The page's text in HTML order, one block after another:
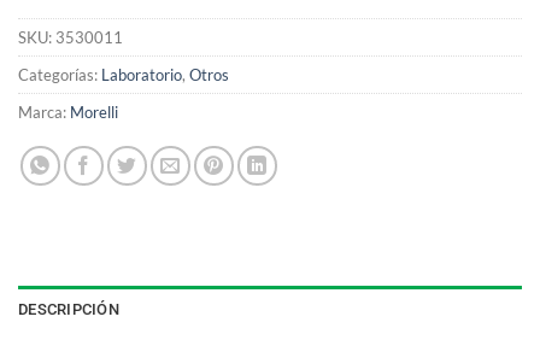
SKU: 3530011
Categorías: Laboratorio, Otros
Marca: Morelli
DESCRIPCIÓN